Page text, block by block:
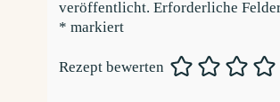
veröffentlicht. Erforderliche
* markiert
Rezept bewerten